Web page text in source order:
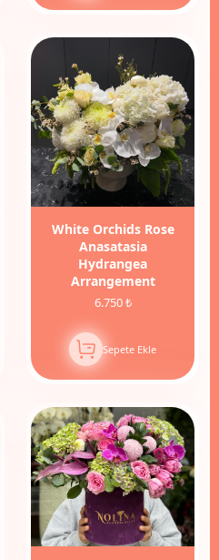
White Orchids Rose
Anasatasia
Hydrangea
Arrangement
6.750 ₺
Sepete Ekle